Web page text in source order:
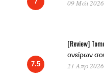
09 Μάι
7.5
[Review]
ονείρων
21 Απρ